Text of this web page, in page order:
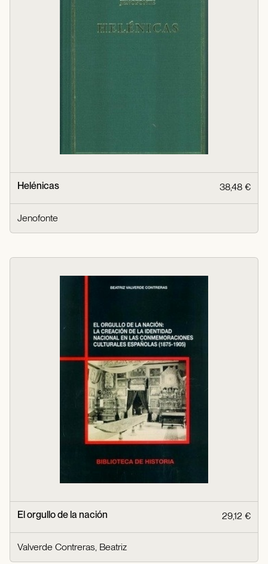
Helénicas 38,48 €
Jenofonte
El orgullo de la nación 29,12 €
Valverde Contreras, Beatriz